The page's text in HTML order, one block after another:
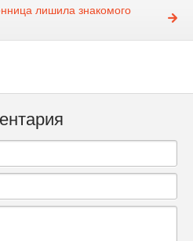
лишила знакомого